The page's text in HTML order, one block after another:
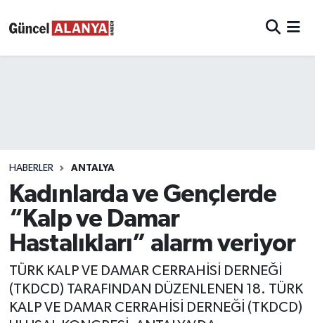
HABERLER ANTALYA
Kadınlarda ve Gençlerde
“Kalp ve Damar
Hastalıkları” alarm veriyor
TÜRK KALP VE DAMAR CERRAHİSİ DERNEĞİ
(TKDCD) TARAFINDAN DÜZENLENEN 18. TÜRK
KALP VE DAMAR CERRAHİSİ DERNEĞİ (TKDCD)